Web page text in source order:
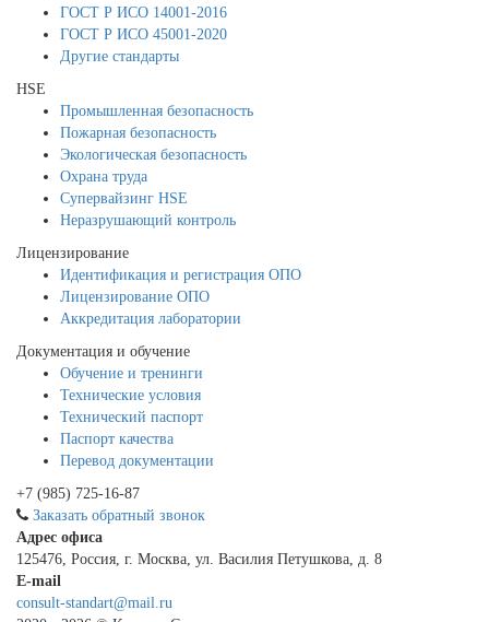
ГОСТ Р ИСО 14001-2016
ГОСТ Р ИСО 45001-2020
Другие стандарты
HSE
Промышленная безопасность
Пожарная безопасность
Экологическая безопасность
Охрана труда
Супервайзинг HSE
Неразрушающий контроль
Лицензирование
Идентификация и регистрация ОПО
Лицензирование ОПО
Аккредитация лаборатории
Документация и обучение
Обучение и тренинги
Технические условия
Технический паспорт
Паспорт качества
Перевод документации
+7 (985) 725-16-87
Заказать обратный звонок
Адрес офиса
125476, Россия, г. Москва, ул. Василия Петушкова, д. 8
E-mail
consult-standart@mail.ru